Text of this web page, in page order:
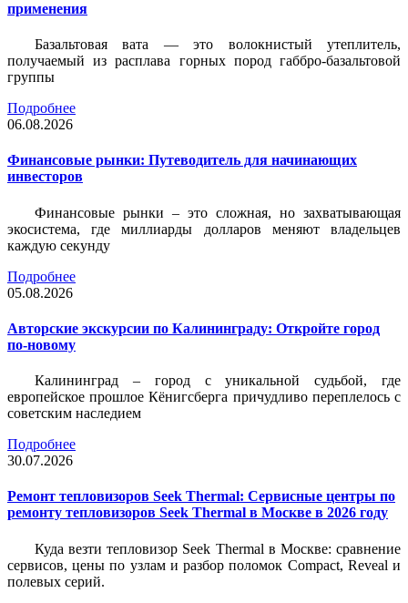
применения
Базальтовая вата — это волокнистый утеплитель,
получаемый из расплава горных пород габбро-базальтовой
группы
Подробнее
06.08.2026
Финансовые рынки: Путеводитель для начинающих
инвесторов
Финансовые рынки – это сложная, но захватывающая
экосистема, где миллиарды долларов меняют владельцев
каждую секунду
Подробнее
05.08.2026
Авторские экскурсии по Калининграду: Откройте город
по-новому
Калининград – город с уникальной судьбой, где
европейское прошлое Кёнигсберга причудливо переплелось с
советским наследием
Подробнее
30.07.2026
Ремонт тепловизоров Seek Thermal: Сервисные центры по
ремонту тепловизоров Seek Thermal в Москве в 2026 году
Куда везти тепловизор Seek Thermal в Москве: сравнение
сервисов, цены по узлам и разбор поломок Compact, Reveal и
полевых серий.